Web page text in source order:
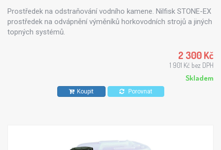
Prostředek na odstraňování vodního kamene. Nilfisk STONE-EX
prostředek na odvápnění výměníků horkovodních strojů a jiných
topných systémů.
2 300 Kč
1 901 Kč bez DPH
Skladem
Koupit Porovnat